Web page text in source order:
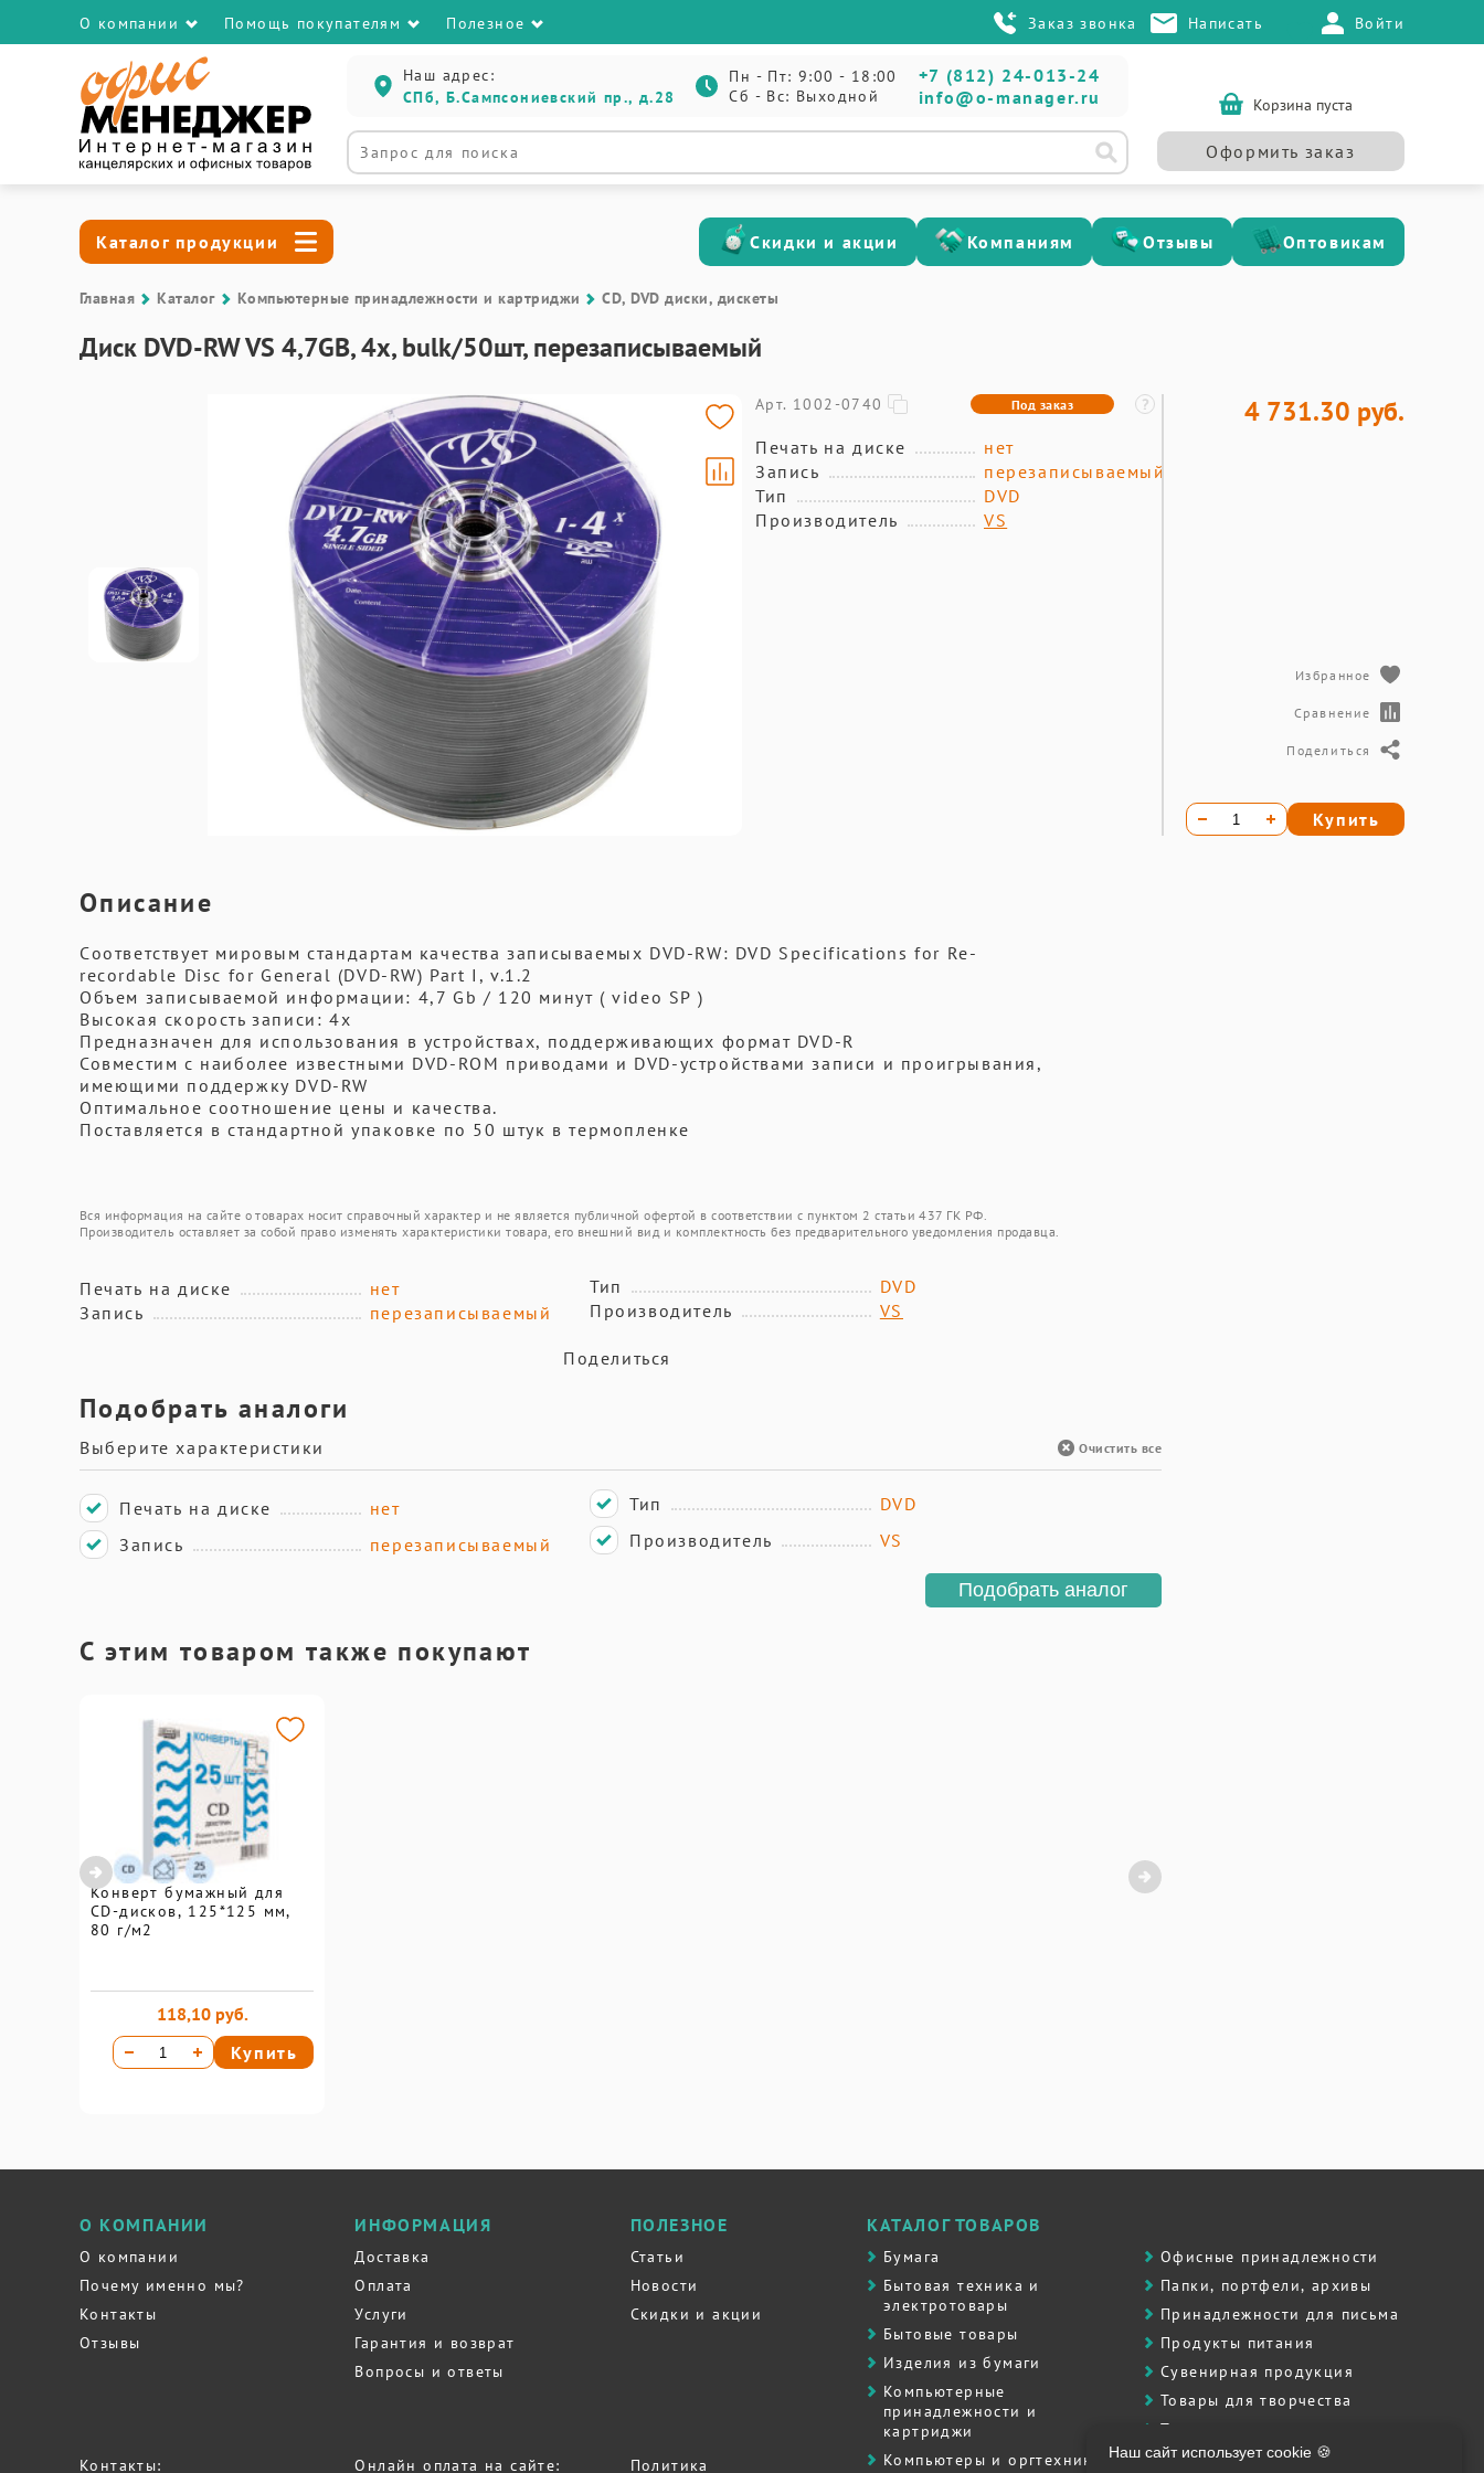
О компании Помощь покупателям Полезное Заказ звонка Написать Войти
Наш адрес:
СПб, Б.Сампсониевский пр., д.28
Пн - Пт: 9:00 - 18:00
Сб - Вс: Выходной
+7 (812) 24-013-24
info@o-manager.ru
Корзина пуста
Оформить заказ
Каталог продукции Скидки и акции Компаниям Отзывы Оптовикам
Главная Каталог Компьютерные принадлежности и картриджи CD, DVD диски, дискеты
Диск DVD-RW VS 4,7GB, 4x, bulk/50шт, перезаписываемый
Арт. 1002-0740 Под заказ
Печать на диске
нет
Запись
перезаписываемый
Тип
DVD
Производитель
VS
Описание
Cоответствует мировым стандартам качества записываемых DVD-RW: DVD Specifications for Re-
recordable Disc for General (DVD-RW) Part I, v.1.2
Объем записываемой информации: 4,7 Gb / 120 минут ( video SP )
Высокая скорость записи: 4х
Предназначен для использования в устройствах, поддерживающих формат DVD-R
Совместим с наиболее известными DVD-ROM приводами и DVD-устройствами записи и проигрывания,
имеющими поддержку DVD-RW
Оптимальное соотношение цены и качества.
Поставляется в стандартной упаковке по 50 штук в термопленке
Вся информация на сайте о товарах носит справочный характер и не является публичной офертой в соответствии с пунктом 2 статьи 437 ГК РФ.
Производитель оставляет за собой право изменять характеристики товара, его внешний вид и комплектность без предварительного уведомления продавца.
Печать на диске
нет
Запись
перезаписываемый
Тип
DVD
Производитель
VS
Поделиться
Подобрать аналоги
Выберите характеристики Очистить все
Печать на диске
нет
Запись
перезаписываемый
Тип
DVD
Производитель
VS
Подобрать аналог
С этим товаром также покупают
Конверт бумажный для
CD-дисков, 125*125 мм,
80 г/м2
118,10 руб.
Купить
4 731.30 руб.
Избранное
Сравнение
Поделиться
Купить
О КОМПАНИИ
О компании
Почему именно мы?
Контакты
Отзывы
ИНФОРМАЦИЯ
Доставка
Оплата
Услуги
Гарантия и возврат
Вопросы и ответы
ПОЛЕЗНОЕ
Статьи
Новости
Скидки и акции
Контакты: Онлайн оплата на сайте: Политика
КАТАЛОГ ТОВАРОВ
Бумага
Бытовая техника и
электротовары
Бытовые товары
Изделия из бумаги
Компьютерные
принадлежности и
картриджи
Компьютеры и оргтехника
Офисные принадлежности
Папки, портфели, архивы
Принадлежности для письма
Продукты питания
Сувенирная продукция
Товары для творчества
Товары для школы
Хозяйственные товары
Наш сайт использует cookie 🍪